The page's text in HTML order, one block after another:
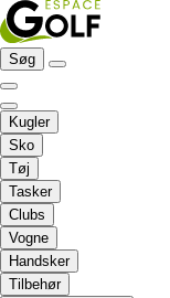
Søg
Kugler
Sko
Tøj
Tasker
Clubs
Vogne
Handsker
Tilbehør